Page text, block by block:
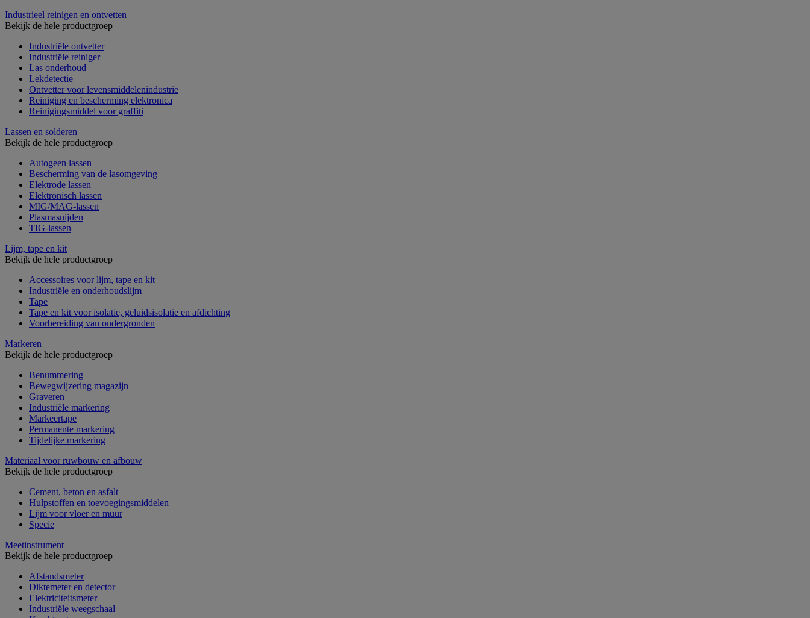
Industrieel reinigen en ontvetten
Bekijk de hele productgroep
Industriële ontvetter
Industriële reiniger
Las onderhoud
Lekdetectie
Ontvetter voor levensmiddelenindustrie
Reiniging en bescherming elektronica
Reinigingsmiddel voor graffiti
Lassen en solderen
Bekijk de hele productgroep
Autogeen lassen
Bescherming van de lasomgeving
Elektrode lassen
Elektronisch lassen
MIG/MAG-lassen
Plasmasnijden
TIG-lassen
Lijm, tape en kit
Bekijk de hele productgroep
Accessoires voor lijm, tape en kit
Industriële en onderhoudslijm
Tape
Tape en kit voor isolatie, geluidsisolatie en afdichting
Voorbereiding van ondergronden
Markeren
Bekijk de hele productgroep
Benummering
Bewegwijzering magazijn
Graveren
Industriële markering
Markeertape
Permanente markering
Tijdelijke markering
Materiaal voor ruwbouw en afbouw
Bekijk de hele productgroep
Cement, beton en asfalt
Hulpstoffen en toevoegingsmiddelen
Lijm voor vloer en muur
Specie
Meetinstrument
Bekijk de hele productgroep
Afstandsmeter
Diktemeter en detector
Elektriciteitsmeter
Industriële weegschaal